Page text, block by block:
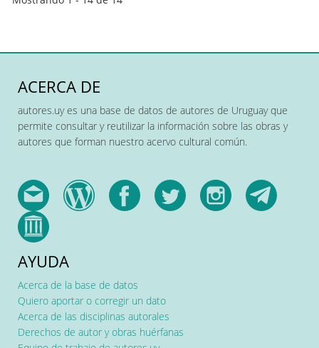
ACERCA DE
autores.uy es una base de datos de autores de Uruguay que
permite consultar y reutilizar la información sobre las obras y
autores que forman nuestro acervo cultural común.
AYUDA
Acerca de la base de datos
Quiero aportar o corregir un dato
Acerca de las disciplinas autorales
Derechos de autor y obras huérfanas